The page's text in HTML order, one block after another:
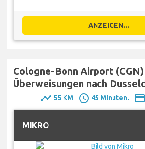
ANZEIGEN...
Cologne-Bonn Airport (CGN)
Überweisungen nach
timeline 55 KM schedule 45 Minuten. payment
MIKRO